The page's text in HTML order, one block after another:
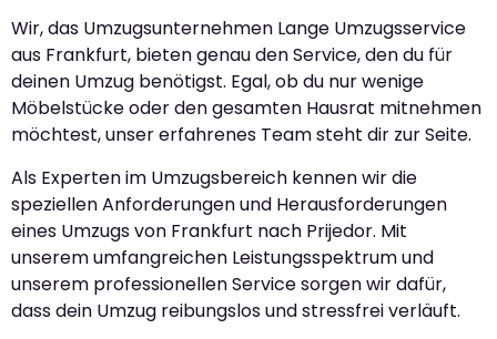
Wir, das Umzugsunternehmen Lange Umzugsservice
aus Frankfurt, bieten genau den Service, den du für
deinen Umzug benötigst. Egal, ob du nur wenige
Möbelstücke oder den gesamten Hausrat mitnehmen
möchtest, unser erfahrenes Team steht dir zur Seite.
Als Experten im Umzugsbereich kennen wir die
speziellen Anforderungen und Herausforderungen
eines Umzugs von Frankfurt nach Prijedor. Mit
unserem umfangreichen Leistungsspektrum und
unserem professionellen Service sorgen wir dafür,
dass dein Umzug reibungslos und stressfrei verläuft.